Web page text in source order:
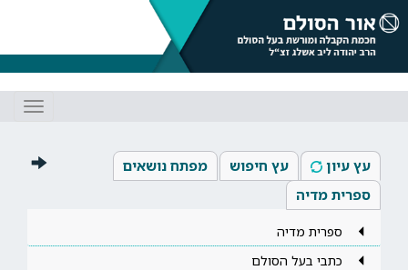
עץ עיון עץ חיפוש
מפתח נושאים
ספרית מדיה
ספרית מדיה
כתבי בעל הסולם